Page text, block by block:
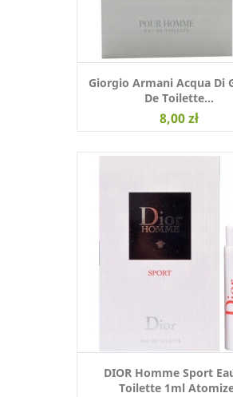
Giorgio Armani Acqua Di
De Toilette...
8,00 zł
DIOR Homme Sport
Toilette 1ml